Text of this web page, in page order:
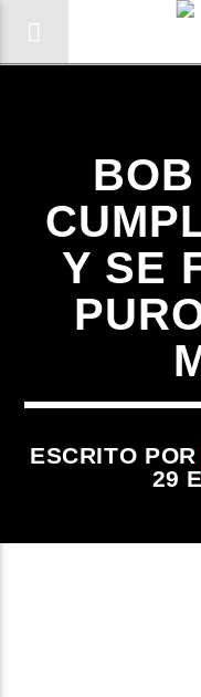
Y SE
ESCRITO POR
29